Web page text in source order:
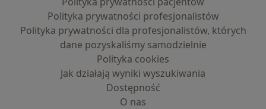
Polityka prywatności profesjonalistów
Polityka prywatności dla profesjonalistów, których
dane pozyskaliśmy samodzielnie
Polityka cookies
Jak działają wyniki wyszukiwania
Dostępność
O nas